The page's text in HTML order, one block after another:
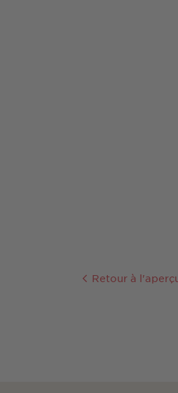
Retour à